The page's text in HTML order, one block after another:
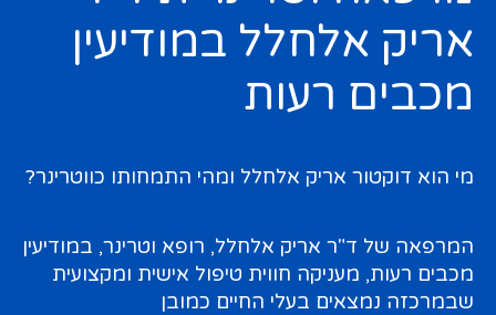
אריק אלחלל במודיעין
מכבים רעות
מי הוא דוקטור אריק אלחלל ומהי התמחותו כווטרינר?
המרפאה של ד"ר אריק אלחלל, רופא וטרינר, במודיעין
מכבים רעות, מעניקה חווית טיפול אישית ומקצועית
שבמרכזה נמצאים בעלי החיים כמובן